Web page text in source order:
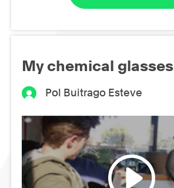
My chemical glasses
Pol Buitrago Esteve